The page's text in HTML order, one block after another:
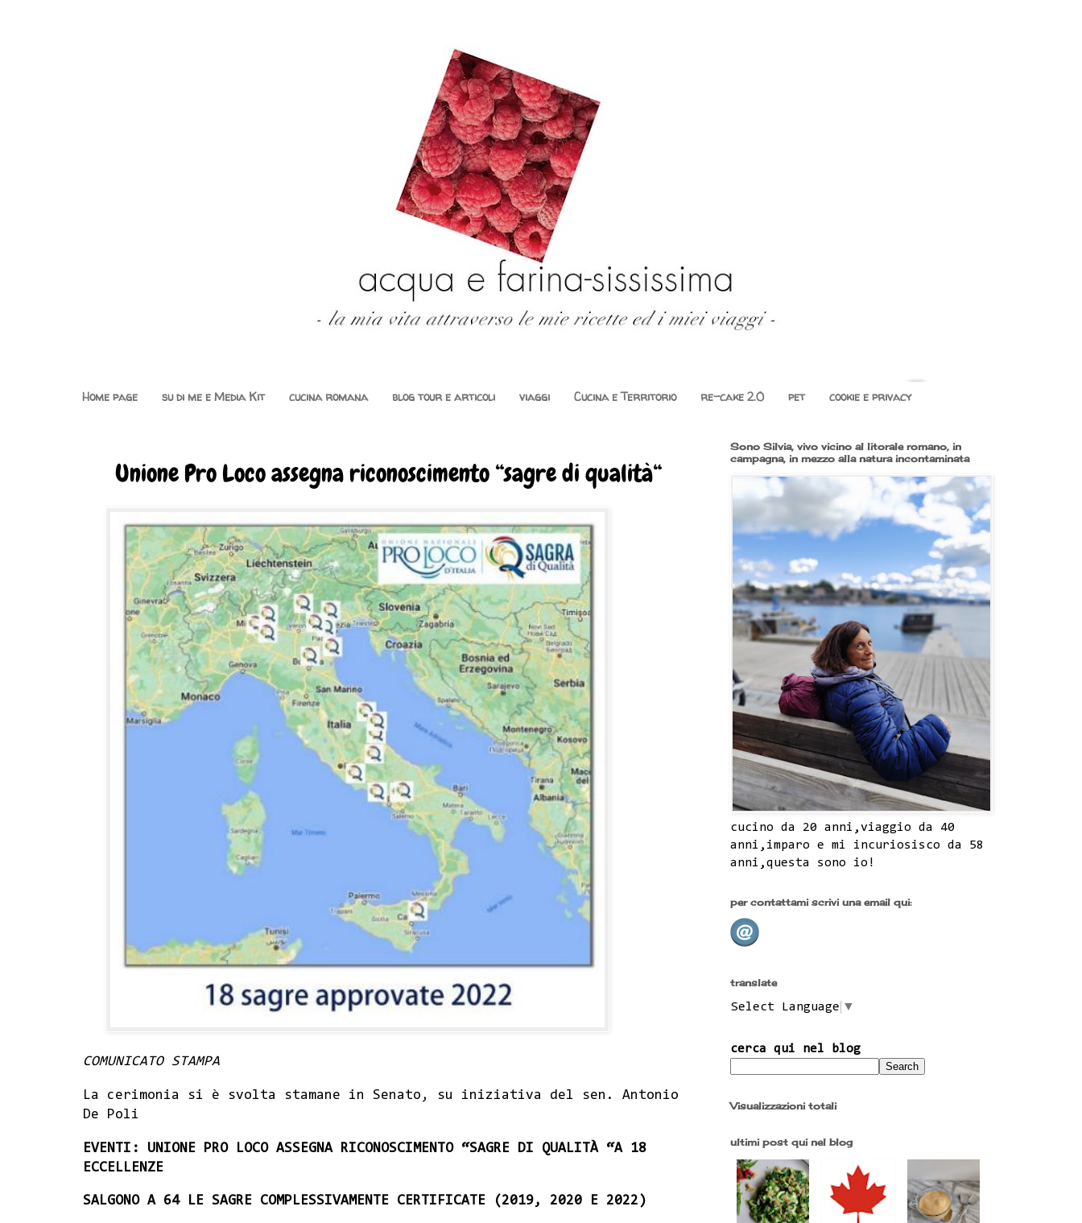
Home page su di me e Media Kit cucina romana blog tour e articoli viaggi Cucina e Territorio re-cake 2.0 pet cookie e privacy
Unione Pro Loco assegna riconoscimento “sagre di qualità“
COMUNICATO STAMPA
La cerimonia si è svolta stamane in Senato, su iniziativa del sen. Antonio
De Poli
EVENTI: UNIONE PRO LOCO ASSEGNA RICONOSCIMENTO “SAGRE DI QUALITÀ “A 18
ECCELLENZE
SALGONO A 64 LE SAGRE COMPLESSIVAMENTE CERTIFICATE (2019, 2020 E 2022)
Sono Silvia, vivo vicino al litorale romano, in
campagna, in mezzo alla natura incontaminata
cucino da 20 anni,viaggio da 40
anni,imparo e mi incuriosisco da 58
anni,questa sono io!
per contattami scrivi una email qui:
translate
Select Language ▼
cerca qui nel blog
Visualizzazioni totali
ultimi post qui nel blog